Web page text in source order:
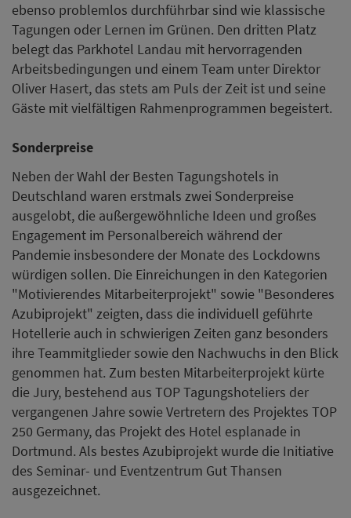
ebenso problemlos durchführbar sind wie klassische
Tagungen oder Lernen im Grünen. Den dritten Platz
belegt das Parkhotel Landau mit hervorragenden
Arbeitsbedingungen und einem Team unter Direktor
Oliver Hasert, das stets am Puls der Zeit ist und seine
Gäste mit vielfältigen Rahmenprogrammen begeistert.
Sonderpreise
Neben der Wahl der Besten Tagungshotels in
Deutschland waren erstmals zwei Sonderpreise
ausgelobt, die außergewöhnliche Ideen und großes
Engagement im Personalbereich während der
Pandemie insbesondere der Monate des Lockdowns
würdigen sollen. Die Einreichungen in den Kategorien
"Motivierendes Mitarbeiterprojekt" sowie "Besonderes
Azubiprojekt" zeigten, dass die individuell geführte
Hotellerie auch in schwierigen Zeiten ganz besonders
ihre Teammitglieder sowie den Nachwuchs in den Blick
genommen hat. Zum besten Mitarbeiterprojekt kürte
die Jury, bestehend aus TOP Tagungshoteliers der
vergangenen Jahre sowie Vertretern des Projektes TOP
250 Germany, das Projekt des Hotel esplanade in
Dortmund. Als bestes Azubiprojekt wurde die Initiative
des Seminar- und Eventzentrum Gut Thansen
ausgezeichnet.